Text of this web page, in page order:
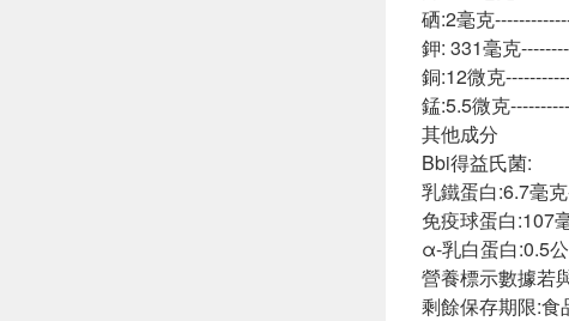
硒:2毫克
鉀: 331毫克
銅:12微克
錳:5.5微克
其他成分
Bbi得益氏菌:
乳鐵蛋白:6.7毫
免疫球蛋白:107
α-乳白蛋白:0.5
營養標示數據若
剩餘保存期限:食